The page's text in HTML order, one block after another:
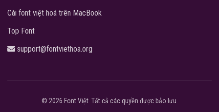
Cài font việt hoá trên MacBook
Top Font
support@fontviethoa.org
© 2026 Font Việt. Tất cả các quyền được bảo lưu.